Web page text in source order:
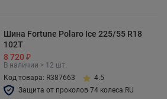
Шина Fortune Polaro Ice 225/55 R18
102T
8 720 ₽
В наличии > 12 шт.
Код товара: R387663
4.5
Защита от проколов 74 колеса.RU